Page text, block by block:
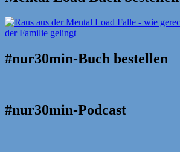
#nur30min-Buch bestellen
#nur30min-Podcast